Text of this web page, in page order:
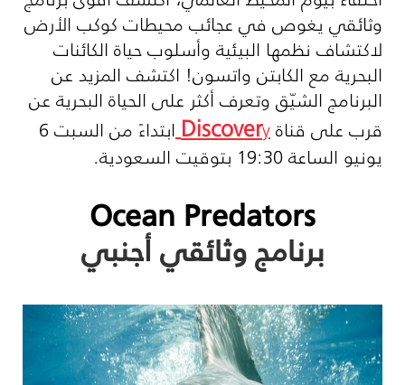
وثائقي يغوص في عجائب محيطات كوكب الأرض
لاكتشاف نظمها البيئية وأسلوب حياة الكائنات
البحرية مع الكابتن واتسون! اكتشف المزيد عن
البرنامج الشيّق وتعرف أكثر على الحياة البحرية عن
قرب على قناة Discovery ابتداءً من السبت 6
يونيو الساعة 19:30 بتوقيت السعودية.
Ocean Predators
برنامج وثائقي أجنبي